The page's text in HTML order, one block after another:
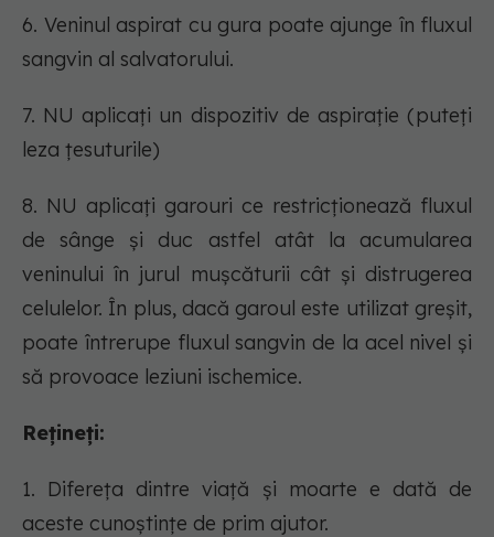
6. Veninul aspirat cu gura poate ajunge în fluxul
sangvin al salvatorului.
7. NU aplicați un dispozitiv de aspirație (puteți
leza țesuturile)
8. NU aplicați garouri ce restricționează fluxul
de sânge şi duc astfel atât la acumularea
veninului în jurul mușcăturii cât şi distrugerea
celulelor. În plus, dacă garoul este utilizat greșit,
poate întrerupe fluxul sangvin de la acel nivel şi
să provoace leziuni ischemice.
Rețineți:
1. Difereța dintre viață și moarte e dată de
aceste cunoștințe de prim ajutor.